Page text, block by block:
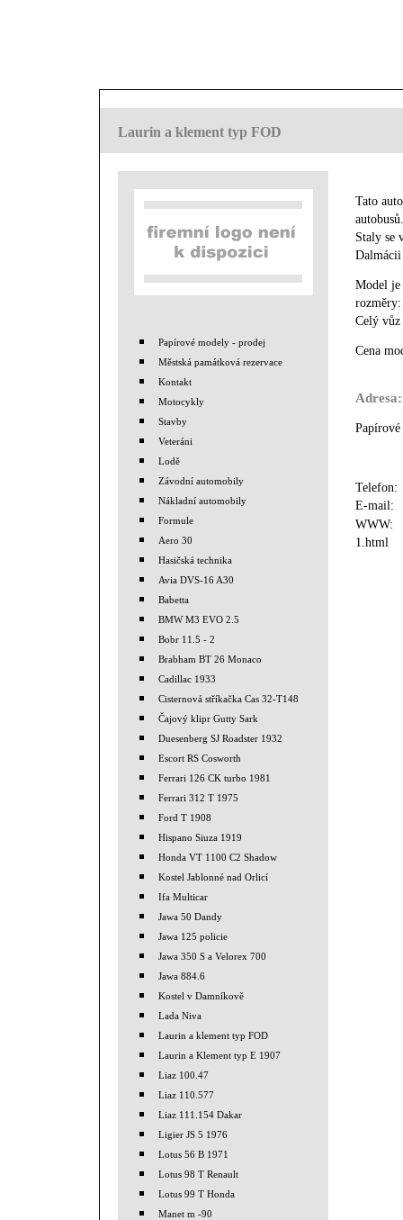
Laurin a klement typ FOD
Papírové modely - prodej
Městská památková rezervace
Kontakt
Motocykly
Stavby
Veteráni
Lodě
Závodní automobily
Nákladní automobily
Formule
Aero 30
Hasičská technika
Avia DVS-16 A30
Babetta
BMW M3 EVO 2.5
Bobr 11.5 - 2
Brabham BT 26 Monaco
Cadillac 1933
Cisternová stříkačka Cas 32-T148
Čajový klipr Gutty Sark
Duesenberg SJ Roadster 1932
Escort RS Cosworth
Ferrari 126 CK turbo 1981
Ferrari 312 T 1975
Ford T 1908
Hispano Siuza 1919
Honda VT 1100 C2 Shadow
Kostel Jablonné nad Orlicí
Ifa Multicar
Jawa 50 Dandy
Jawa 125 policie
Jawa 350 S a Velorex 700
Jawa 884.6
Kostel v Damníkově
Lada Niva
Laurin a klement typ FOD
Laurin a Klement typ E 1907
Liaz 100.47
Liaz 110.577
Liaz 111.154 Dakar
Ligier JS 5 1976
Lotus 56 B 1971
Lotus 98 T Renault
Lotus 99 T Honda
Manet m -90
Tato
Staly se
Dalmácii
Model
Celý vůz
Cena
Adresa:
E-
WWW:
1.html